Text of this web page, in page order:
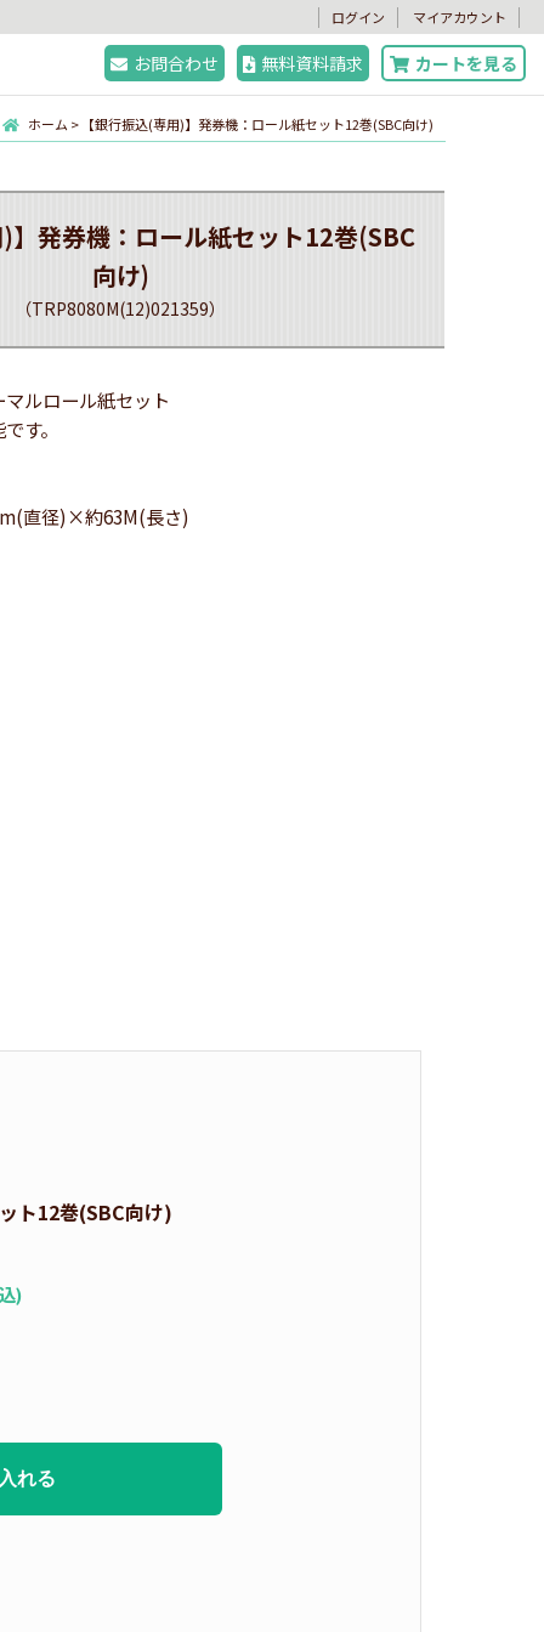
ログイン マイアカウント
お問合わせ 無料資料請求 カートを見る
ホーム > 【銀行振込(専用)】発券機：ロール紙セット12巻(SBC向け)
】発券機：ロール紙セット12巻(SBC
向け)
（TRP8080M(12)021359）
ルロール紙セット
す。
直径)×約63M(長さ)
ト12巻(SBC向け)
)